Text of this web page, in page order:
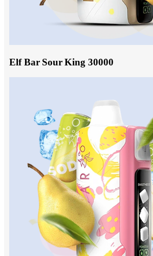
Elf Bar Sour King 30000